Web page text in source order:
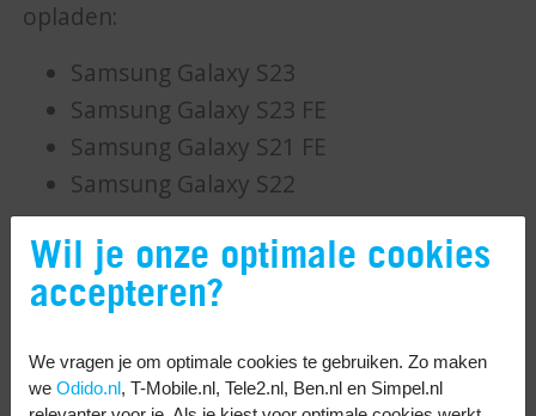
opladen:
Samsung Galaxy S23
Samsung Galaxy S23 FE
Samsung Galaxy S21 FE
Samsung Galaxy S22
Welke telefoons
kunnen draadloos
opladen?
Wil je onze optimale cookies
accepteren?
We vragen je om optimale cookies te gebruiken. Zo maken
we Odido.nl, T-Mobile.nl, Tele2.nl, Ben.nl en Simpel.nl